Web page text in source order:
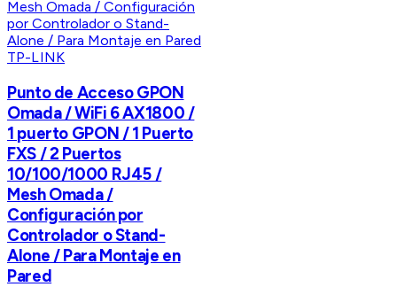
TP-LINK
Punto de Acceso GPON
Omada / WiFi 6 AX1800 /
1 puerto GPON / 1 Puerto
FXS / 2 Puertos
10/100/1000 RJ45 /
Mesh Omada /
Configuración por
Controlador o Stand-
Alone / Para Montaje en
Pared